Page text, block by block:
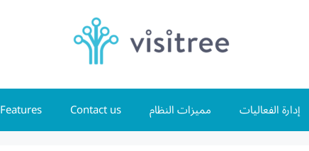
Features Contact us مميزات النظام إدارة الفعاليات